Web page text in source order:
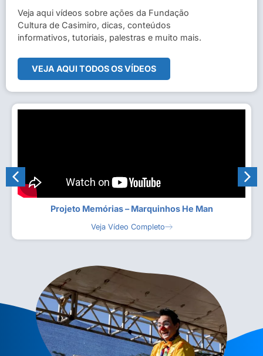
Veja aqui vídeos sobre ações da Fundação
Cultura de Casimiro, dicas, conteúdos
informativos, tutoriais, palestras e muito mais.
VEJA AQUI TODOS OS VÍDEOS
Projeto Memórias – Marquinhos He Man
Veja Vídeo Completo